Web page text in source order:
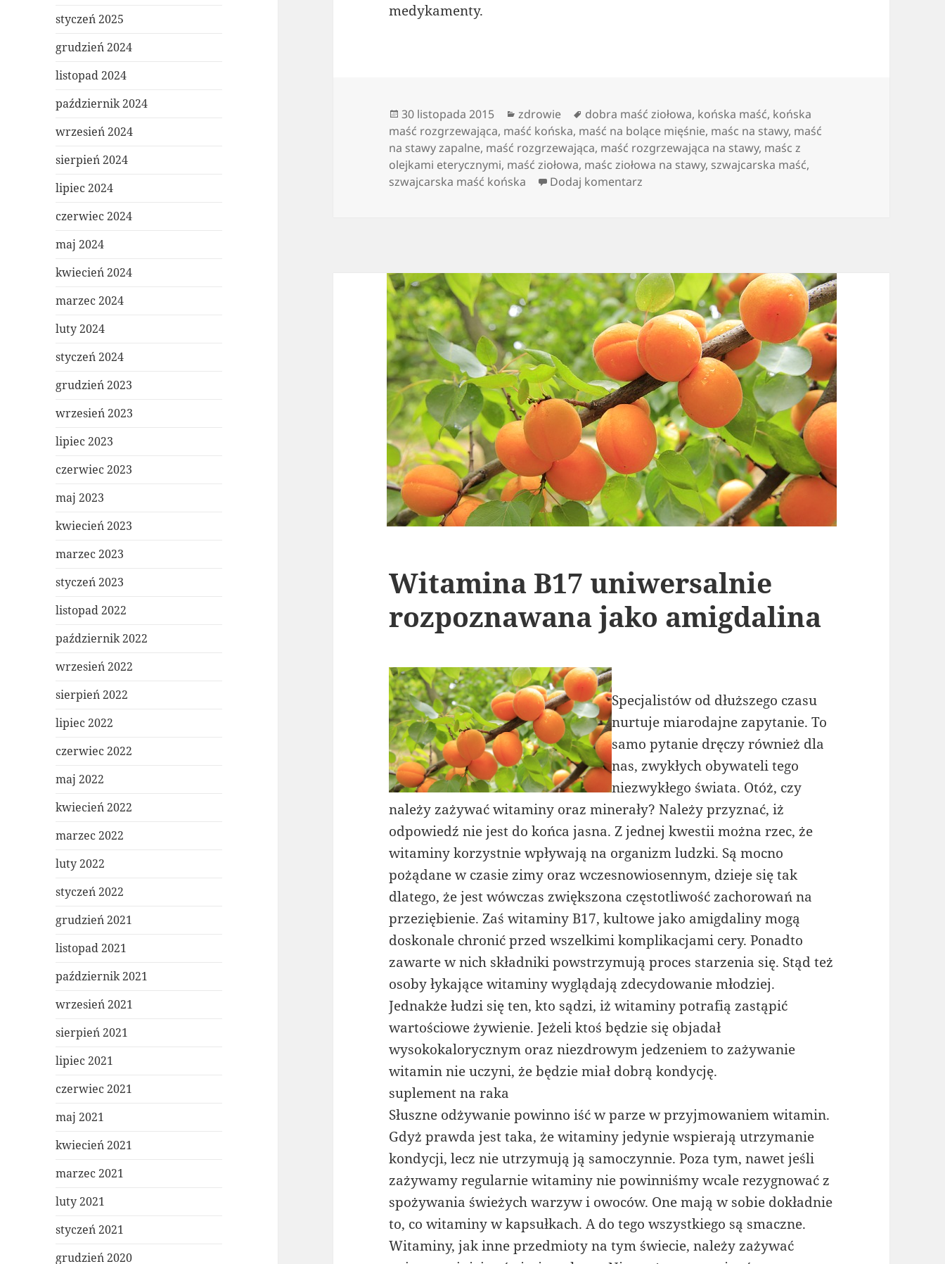
styczeń 2025
grudzień 2024
listopad 2024
październik 2024
wrzesień 2024
sierpień 2024
lipiec 2024
czerwiec 2024
maj 2024
kwiecień 2024
marzec 2024
luty 2024
styczeń 2024
grudzień 2023
wrzesień 2023
lipiec 2023
czerwiec 2023
maj 2023
kwiecień 2023
marzec 2023
styczeń 2023
listopad 2022
październik 2022
wrzesień 2022
sierpień 2022
lipiec 2022
czerwiec 2022
maj 2022
kwiecień 2022
marzec 2022
luty 2022
styczeń 2022
grudzień 2021
listopad 2021
październik 2021
wrzesień 2021
sierpień 2021
lipiec 2021
czerwiec 2021
maj 2021
kwiecień 2021
marzec 2021
luty 2021
styczeń 2021
grudzień 2020
medykamenty.
Data
publikacji
30 listopada 2015 Kategorie
zdrowie Tagi
dobra maść ziołowa, końska maść, końska
maść rozgrzewająca, maść końska, maść na bolące mięśnie, maśc na stawy, maść
na stawy zapalne, maść rozgrzewająca, maść rozgrzewająca na stawy, maśc z
olejkami eterycznymi, maść ziołowa, maśc ziołowa na stawy, szwajcarska maść,
szwajcarska maść końska
Dodaj komentarz
Witamina B17 uniwersalnie
rozpoznawana jako amigdalina
Specjalistów od dłuższego czasu
nurtuje miarodajne zapytanie. To
samo pytanie dręczy również dla
nas, zwykłych obywateli tego
niezwykłego świata. Otóż, czy
należy zażywać witaminy oraz minerały? Należy przyznać, iż
odpowiedź nie jest do końca jasna. Z jednej kwestii można rzec, że
witaminy korzystnie wpływają na organizm ludzki. Są mocno
pożądane w czasie zimy oraz wczesnowiosennym, dzieje się tak
dlatego, że jest wówczas zwiększona częstotliwość zachorowań na
przeziębienie. Zaś witaminy B17, kultowe jako amigdaliny mogą
doskonale chronić przed wszelkimi komplikacjami cery. Ponadto
zawarte w nich składniki powstrzymują proces starzenia się. Stąd też
osoby łykające witaminy wyglądają zdecydowanie młodziej.
Jednakże łudzi się ten, kto sądzi, iż witaminy potrafią zastąpić
wartościowe żywienie. Jeżeli ktoś będzie się objadał
wysokokalorycznym oraz niezdrowym jedzeniem to zażywanie
witamin nie uczyni, że będzie miał dobrą kondycję.
suplement na raka
Słuszne odżywanie powinno iść w parze w przyjmowaniem witamin.
Gdyż prawda jest taka, że witaminy jedynie wspierają utrzymanie
kondycji, lecz nie utrzymują ją samoczynnie. Poza tym, nawet jeśli
zażywamy regularnie witaminy nie powinniśmy wcale rezygnować z
spożywania świeżych warzyw i owoców. One mają w sobie dokładnie
to, co witaminy w kapsułkach. A do tego wszystkiego są smaczne.
Witaminy, jak inne przedmioty na tym świecie, należy zażywać